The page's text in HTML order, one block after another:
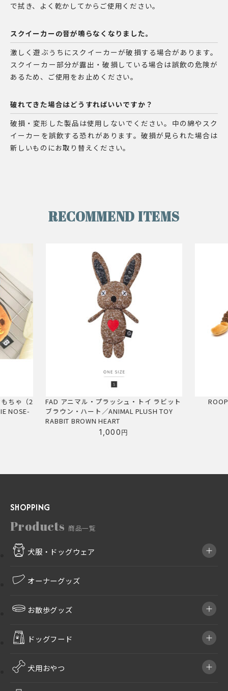
で拭き、よく乾かしてからご使用ください。
スクイーカーの音が鳴らなくなりました。
激しく遊ぶうちにスクイーカーが破損する場合があります。
スクイーカー部分が露出・破損している場合は誤飲の危険が
あるため、ご使用をお止めください。
破れてきた場合はどうすればいいですか？
破損・変形した製品は使用しないでください。中の綿やスク
イーカーを誤飲する恐れがあります。破損が見られた場合は
新しいものにお取り替えください。
RECOMMEND ITEMS
ラビット
TOY
ROOP フレンディ リング モンキー
1,628円
BITE
SHOPPING
Products 商品一覧
犬服・ドッグウェア
オーナーグッズ
お散歩グッズ
ドッグフード
犬用おやつ